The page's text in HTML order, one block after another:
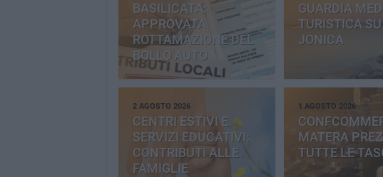
BASILICATA:
APPROVATA
ROTTAMAZIONE DEL
BOLLO AUTO
GUARDIA
TURISTICA
JONICA
2 AGOSTO 2026
CENTRI ESTIVI E
SERVIZI EDUCATIVI:
CONTRIBUTI ALLE
FAMIGLIE
1 AGOSTO 2026
MATERA
TUTTE LE